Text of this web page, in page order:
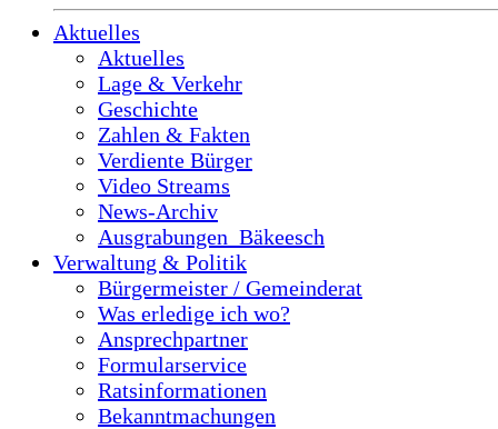
Aktuelles
Aktuelles
Lage & Verkehr
Geschichte
Zahlen & Fakten
Verdiente Bürger
Video Streams
News-Archiv
Ausgrabungen_Bäkeesch
Verwaltung & Politik
Bürgermeister / Gemeinderat
Was erledige ich wo?
Ansprechpartner
Formularservice
Ratsinformationen
Bekanntmachungen